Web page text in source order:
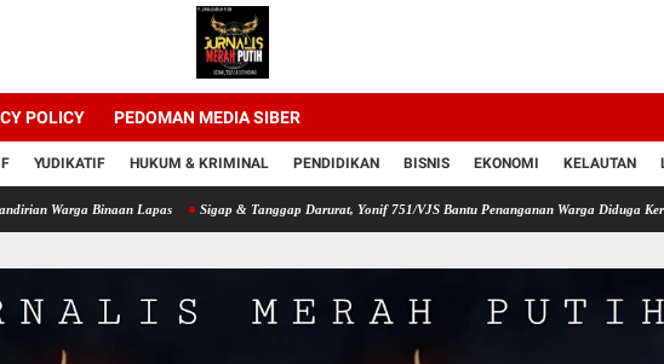
POLICY PEDOMAN MEDIA SIBER
YUDIKATIF HUKUM & KRIMINAL PENDIDIKAN BISNIS EKONOMI KELAUTAN
Binaan Lapas Sigap & Tanggap Darurat, Yonif 751/VJS Bantu Penanganan Warga Diduga Keracunan